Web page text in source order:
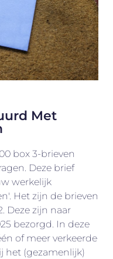
Met
box 3-brieven
Deze brief
werkelijk
Het zijn de brieven
Deze zijn naar
bezorgd. In deze
of meer verkeerde
het (gezamenlijk)